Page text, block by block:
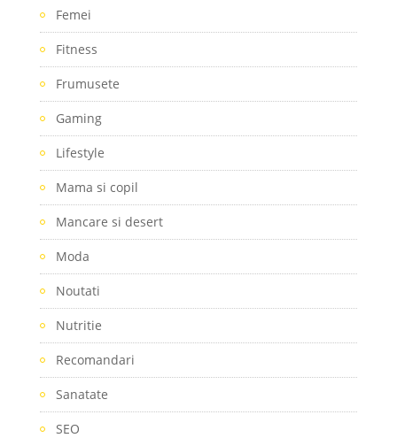
Femei
Fitness
Frumusete
Gaming
Lifestyle
Mama si copil
Mancare si desert
Moda
Noutati
Nutritie
Recomandari
Sanatate
SEO